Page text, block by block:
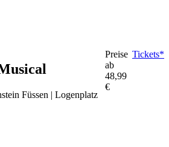
Füssen | Logenplatz
Preise
ab
48,99
€
Tickets*